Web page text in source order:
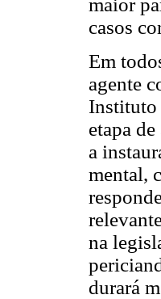
maior
casos
Em
agente
Instituto
etapa
a
mental,
na
durará